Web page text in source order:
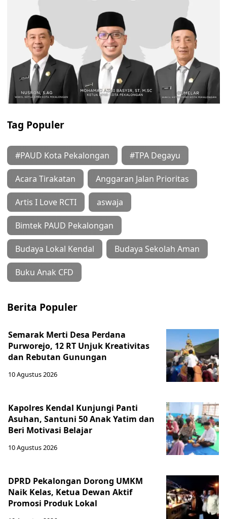
Tag Populer
#PAUD Kota Pekalongan #TPA Degayu
Acara Tirakatan Anggaran Jalan Prioritas
Artis I Love RCTI aswaja
Bimtek PAUD Pekalongan
Budaya Lokal Kendal Budaya Sekolah Aman
Buku Anak CFD
Berita Populer
Semarak Merti Desa Perdana
Purworejo, 12 RT Unjuk Kreativitas
dan Rebutan Gunungan
10 Agustus 2026
Kapolres Kendal Kunjungi Panti
Asuhan, Santuni 50 Anak Yatim dan
Beri Motivasi Belajar
10 Agustus 2026
DPRD Pekalongan Dorong UMKM
Naik Kelas, Ketua Dewan Aktif
Promosi Produk Lokal